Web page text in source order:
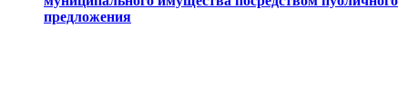
предложения